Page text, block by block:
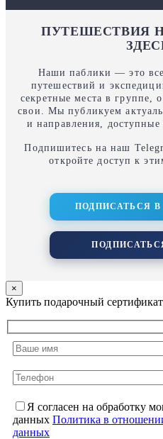
ПУТЕШЕСТВИЯ
Наши паблики — это
путешествий и
секретные места в группе,
свои. Мы публикуем
и направления,
Подпишитесь на наш
откройте доступ к
ПОДПИСАТЬСЯ В
×
Купить подарочный сертификат
Я согласен на обработку
данных Политика в
данных